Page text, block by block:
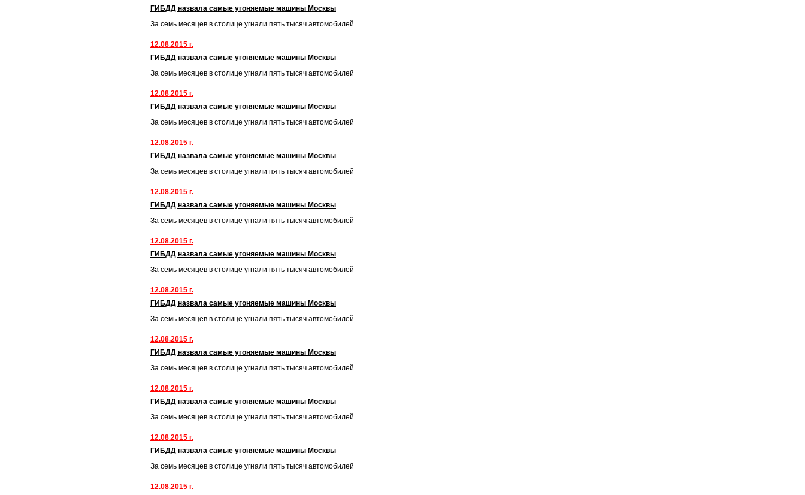
ГИБДД назвала самые угоняемые машины Москвы
За семь месяцев в столице угнали пять тысяч автомобилей
12.08.2015 г.
ГИБДД назвала самые угоняемые машины Москвы
За семь месяцев в столице угнали пять тысяч автомобилей
12.08.2015 г.
ГИБДД назвала самые угоняемые машины Москвы
За семь месяцев в столице угнали пять тысяч автомобилей
12.08.2015 г.
ГИБДД назвала самые угоняемые машины Москвы
За семь месяцев в столице угнали пять тысяч автомобилей
12.08.2015 г.
ГИБДД назвала самые угоняемые машины Москвы
За семь месяцев в столице угнали пять тысяч автомобилей
12.08.2015 г.
ГИБДД назвала самые угоняемые машины Москвы
За семь месяцев в столице угнали пять тысяч автомобилей
12.08.2015 г.
ГИБДД назвала самые угоняемые машины Москвы
За семь месяцев в столице угнали пять тысяч автомобилей
12.08.2015 г.
ГИБДД назвала самые угоняемые машины Москвы
За семь месяцев в столице угнали пять тысяч автомобилей
12.08.2015 г.
ГИБДД назвала самые угоняемые машины Москвы
За семь месяцев в столице угнали пять тысяч автомобилей
12.08.2015 г.
ГИБДД назвала самые угоняемые машины Москвы
За семь месяцев в столице угнали пять тысяч автомобилей
12.08.2015 г.